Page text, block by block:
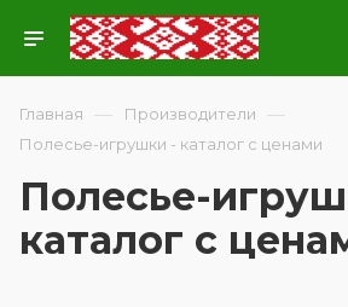
Главная — Производители —
Полесье-игрушки - каталог с ценами
Полесье-
каталог с